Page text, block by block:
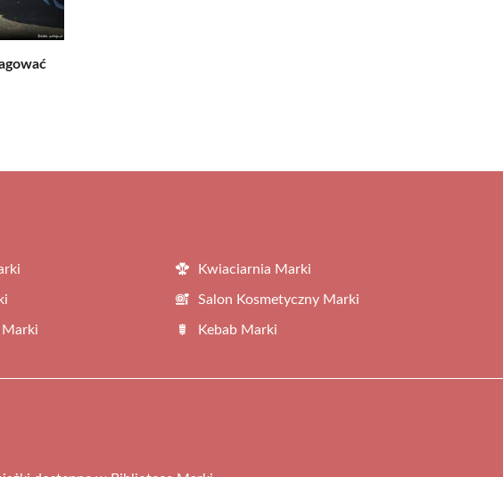
Kwiaciarnia Marki
Salon Kosmetyczny Marki
Marki Kebab Marki